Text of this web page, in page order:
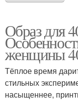
Образ для
женщины
Тёплое время
стильных
насыщеннее,